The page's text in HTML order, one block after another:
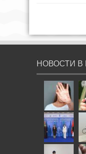
НОВОСТИ В